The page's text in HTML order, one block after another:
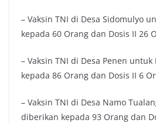
– Vaksin TNI di Desa Sidomulyo
kepada 60 Orang dan Dosis II 26
– Vaksin TNI di Desa Penen
kepada 86 Orang dan Dosis II 6
– Vaksin TNI di Desa Namo
diberikan kepada 93 Orang dan